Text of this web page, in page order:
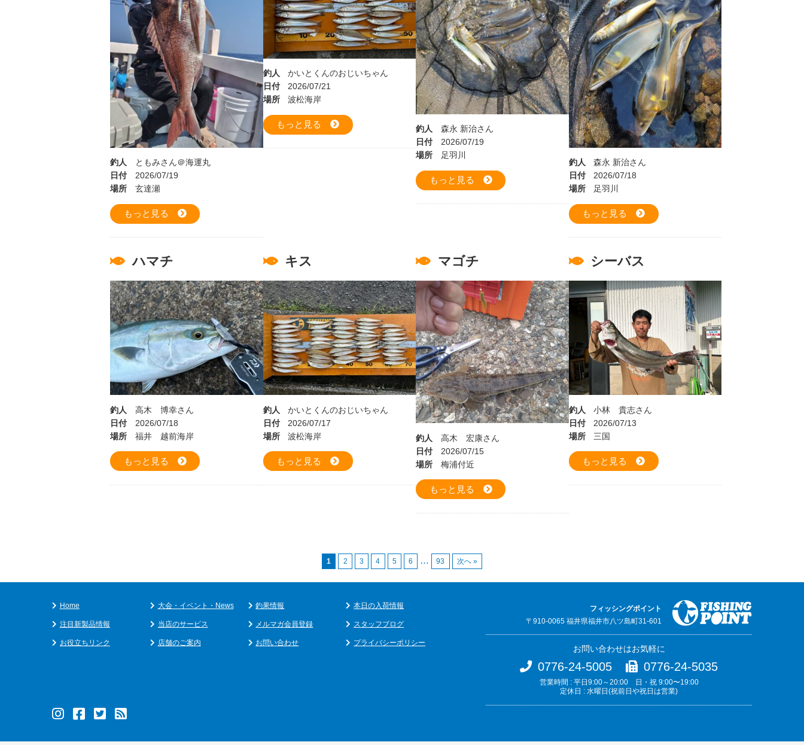
釣人
ともみさん＠海運丸
日付
2026/07/19
場所
玄達瀬
もっと見る
釣人
かいとくんのおじいちゃん
日付
2026/07/21
場所
波松海岸
もっと見る 釣人
森永 新治さん
日付
2026/07/19
場所
足羽川
もっと見る
釣人
森永 新治さん
日付
2026/07/18
場所
足羽川
もっと見る
ハマチ
釣人
高木 博幸さん
日付
2026/07/18
場所
福井 越前海岸
もっと見る
キス
釣人
かいとくんのおじいちゃん
日付
2026/07/17
場所
波松海岸
もっと見る
マゴチ
釣人
高木 宏康さん
日付
2026/07/15
場所
梅浦付近
もっと見る
シーバス
釣人
小林 貴志さん
日付
2026/07/13
場所
三国
もっと見る
1 2 3 4 5 6 … 93 次へ »
Home 大会・イベント・News 釣果情報 本日の入荷情報
注目新製品情報 当店のサービス メルマガ会員登録 スタッフブログ
お役立ちリンク 店舗のご案内 お問い合わせ プライバシーポリシー
フィッシングポイント
〒910-0065 福井県福井市八ツ島町31-601
お問い合わせはお気軽に
0776-24-5005 0776-24-5035
営業時間 : 平日9:00～20:00 日・祝 9:00〜19:00
定休日 : 水曜日(祝前日や祝日は営業)